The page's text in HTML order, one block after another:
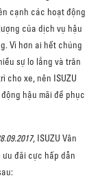
cạnh các hoạt động
của dịch vụ hậu
Vì hơn ai hết chúng
sự lo lắng và trăn
cho xe, nên ISUZU
hậu mãi để phục
, ISUZU Vân
ưu đãi cực hấp dẫn